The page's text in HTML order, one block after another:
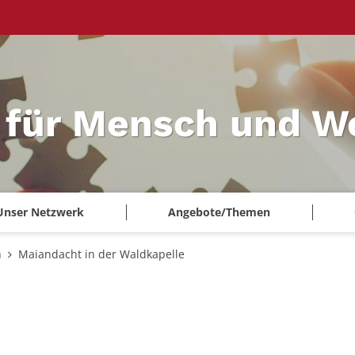
Mensch und
Netzwerk Angebote/Themen
Maiandacht in der Waldkapelle